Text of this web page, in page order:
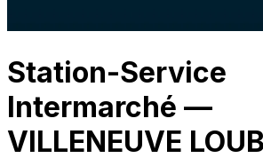
Station-Service
Intermarché —
VILLENEUVE